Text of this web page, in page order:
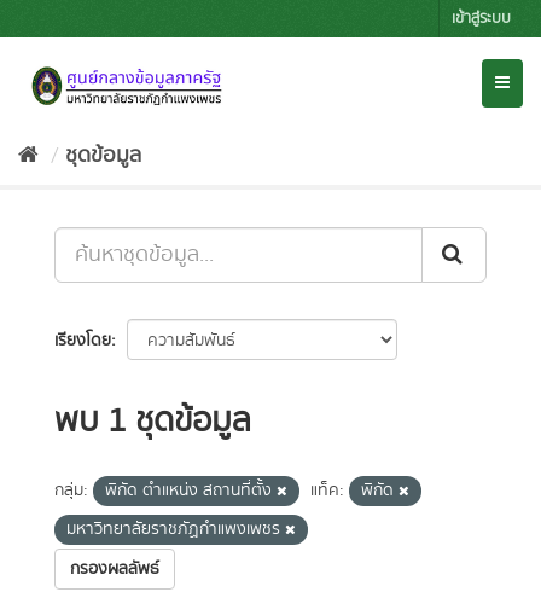
to
เข้าสู่ระบบ
ชุดข้อมูล
เรียงโดย
พบ 1 ชุดข้อมูล
กลุ่ม: พิกัด ตำแหน่ง สถานที่ตั้ง แท็ค:
พิกัด
มหาวิทยาลัยราชภัฏกำแพงเพชร
กรองผลลัพธ์